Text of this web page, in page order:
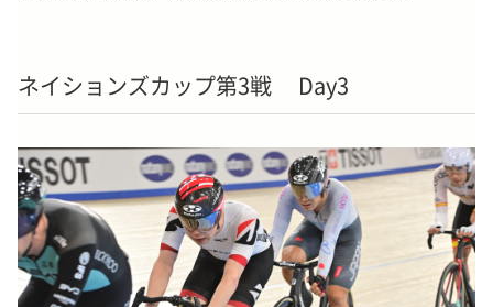
ネイションズカップ第3戦 Day3